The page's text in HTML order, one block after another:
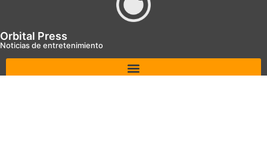
Orbital Press
Noticias de entretenimiento